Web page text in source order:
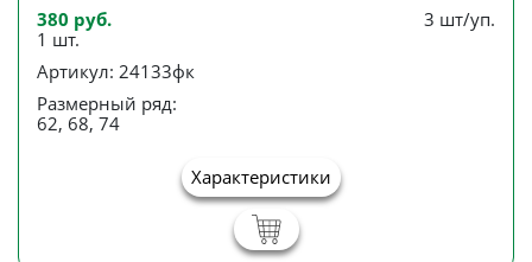
380 руб.
1 шт.
3 шт/уп.
Артикул: 24133фк
Размерный ряд:
62, 68, 74
Характеристики